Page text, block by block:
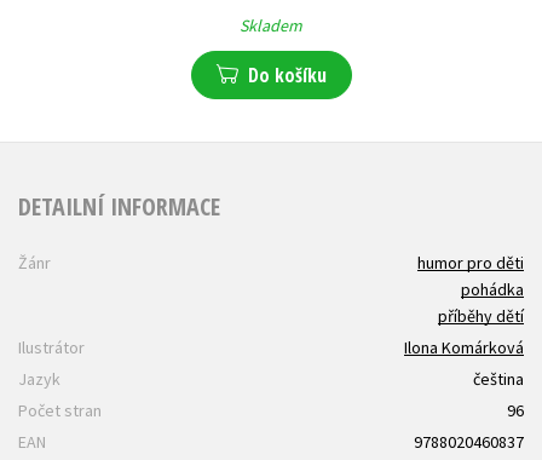
Skladem
Do košíku
DETAILNÍ INFORMACE
Žánr
humor pro děti
pohádka
příběhy dětí
Ilustrátor
Ilona Komárková
Jazyk
čeština
Počet stran
96
EAN
9788020460837